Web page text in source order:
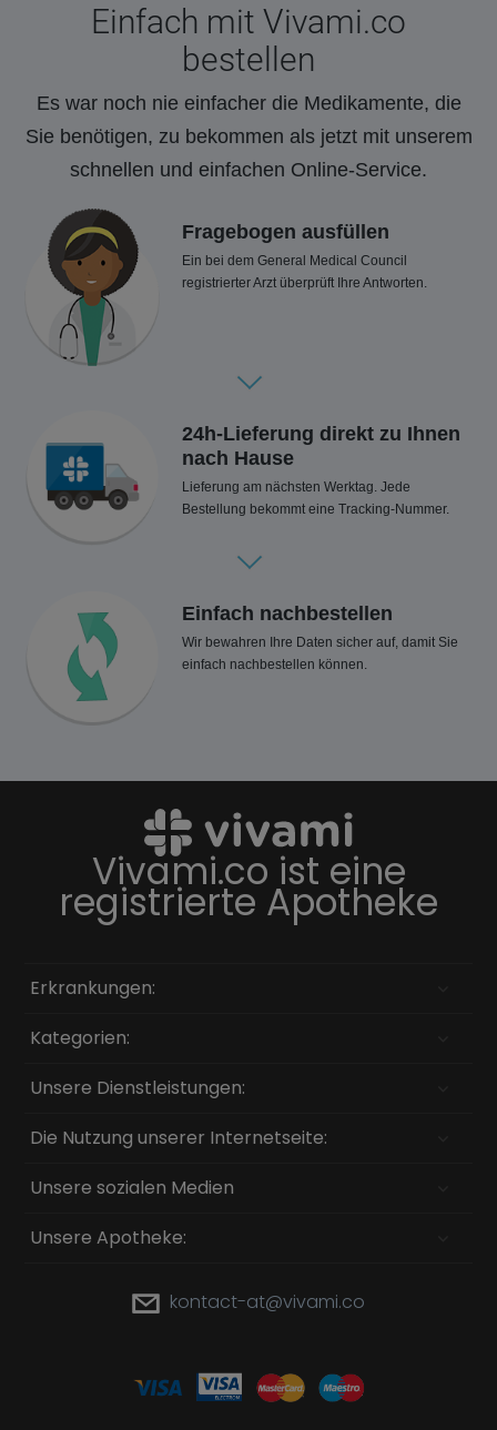
Einfach mit Vivami.co
bestellen
Es war noch nie einfacher die Medikamente, die
Sie benötigen, zu bekommen als jetzt mit unserem
schnellen und einfachen Online-Service.
Fragebogen ausfüllen
Ein bei dem General Medical Council
registrierter Arzt überprüft Ihre Antworten.
24h-Lieferung direkt zu Ihnen
nach Hause
Lieferung am nächsten Werktag. Jede
Bestellung bekommt eine Tracking-Nummer.
Einfach nachbestellen
Wir bewahren Ihre Daten sicher auf, damit Sie
einfach nachbestellen können.
Vivami.co ist eine
registrierte Apotheke
Erkrankungen:
Kategorien:
Unsere Dienstleistungen:
Die Nutzung unserer Internetseite:
Unsere sozialen Medien
Unsere Apotheke:
kontact-at@vivami.co